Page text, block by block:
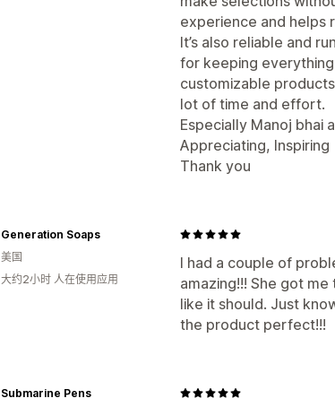
experience and helps
It’s also reliable and
for keeping
customizable
lot of time and effort.
Especially Manoj bhai
Appreciating, Inspiring
Thank you
I had a couple of
amazing!!! She got
like it should. Just
the product perfect!!!
Generation Soaps
美国
大约2小时 人在使用应用
Submarine Pens